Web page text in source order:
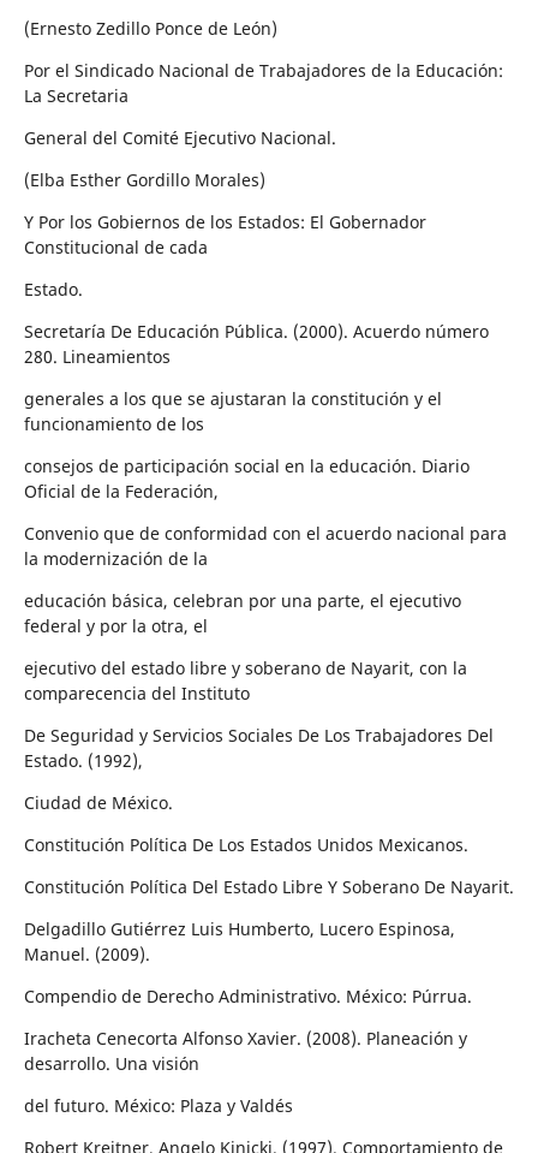
(Ernesto Zedillo Ponce de León)
Por el Sindicado Nacional de Trabajadores de la Educación:
La Secretaria
General del Comité Ejecutivo Nacional.
(Elba Esther Gordillo Morales)
Y Por los Gobiernos de los Estados: El Gobernador
Constitucional de cada
Estado.
Secretaría De Educación Pública. (2000). Acuerdo número
280. Lineamientos
generales a los que se ajustaran la constitución y el
funcionamiento de los
consejos de participación social en la educación. Diario
Oficial de la Federación,
Convenio que de conformidad con el acuerdo nacional para
la modernización de la
educación básica, celebran por una parte, el ejecutivo
federal y por la otra, el
ejecutivo del estado libre y soberano de Nayarit, con la
comparecencia del Instituto
De Seguridad y Servicios Sociales De Los Trabajadores Del
Estado. (1992),
Ciudad de México.
Constitución Política De Los Estados Unidos Mexicanos.
Constitución Política Del Estado Libre Y Soberano De Nayarit.
Delgadillo Gutiérrez Luis Humberto, Lucero Espinosa,
Manuel. (2009).
Compendio de Derecho Administrativo. México: Púrrua.
Iracheta Cenecorta Alfonso Xavier. (2008). Planeación y
desarrollo. Una visión
del futuro. México: Plaza y Valdés
Robert Kreitner, Angelo Kinicki. (1997). Comportamiento de